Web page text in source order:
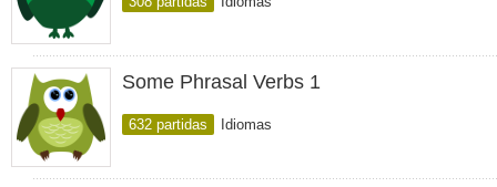
Some Phrasal Verbs 1
632 partidas Idiomas